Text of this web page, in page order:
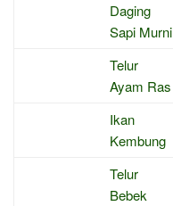
Daging
Sapi Murni
Telur
Ayam Ras
Ikan
Kembung
Telur
Bebek